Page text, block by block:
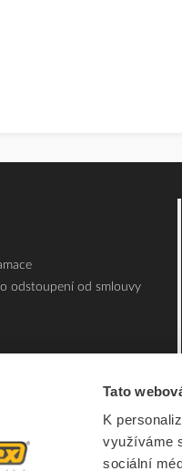
Tato
K
využíváme
sociální
odstoupení od smlouvy